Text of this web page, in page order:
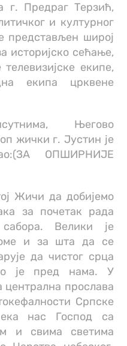
г. Предраг Терзић,
и културног
представљен широј
историјско сећање,
екипе,
екипа црквене
Његово
жички г. Јустин је
ОПШИРНИЈЕ
Жичи да добијемо
за почетак рада
сабора. Велики је
и за шта да се
да чистог срца
је пред нама. У
централна прослава
Српске
нас Господ са
и свима светима